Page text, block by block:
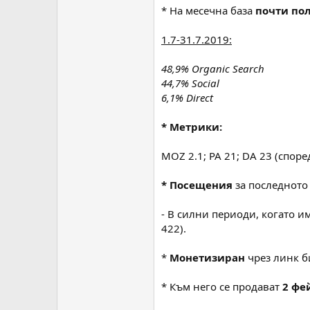
* На месечна база почти
1.7-31.7.2019:
48,9% Organic Search
44,7% Social
6,1% Direct
* Метрики:
MOZ 2.1; PA 21; DA 23
* Посещения за
- В силни периоди, когато
422).
* Монетизиран чрез линк
* Към него се продават 2